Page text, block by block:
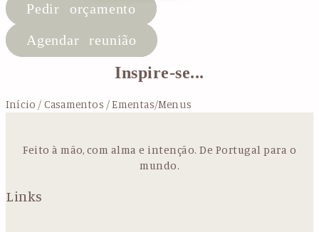
Pedir orçamento
Agendar reunião
Inspire-se...
Início / Casamentos / Ementas/Menus
Feito à mão, com alma e intenção. De Portugal para o
mundo.
Links